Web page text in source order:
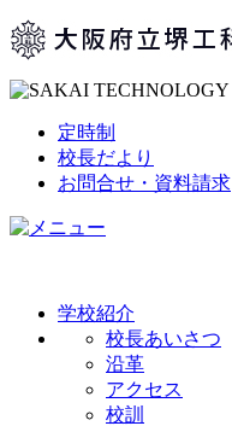
定時制
校長だより
お問合せ・資料請求
学校紹介
校長あいさつ
沿革
アクセス
校訓